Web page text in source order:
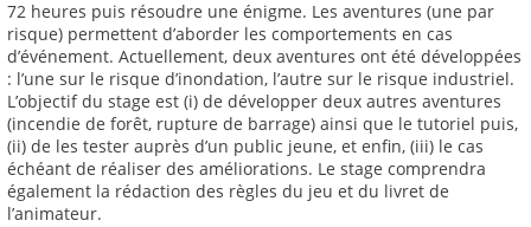
72 heures puis résoudre une énigme. Les aventures (une par
risque) permettent d’aborder les comportements en cas
d’événement. Actuellement, deux aventures ont été développées
: l’une sur le risque d’inondation, l’autre sur le risque industriel.
L’objectif du stage est (i) de développer deux autres aventures
(incendie de forêt, rupture de barrage) ainsi que le tutoriel puis,
(ii) de les tester auprès d’un public jeune, et enfin, (iii) le cas
échéant de réaliser des améliorations. Le stage comprendra
également la rédaction des règles du jeu et du livret de
l’animateur.